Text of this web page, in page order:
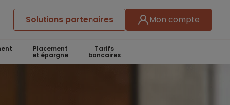
Solutions partenaires Mon compte
Placement
et épargne
Tarifs
bancaires